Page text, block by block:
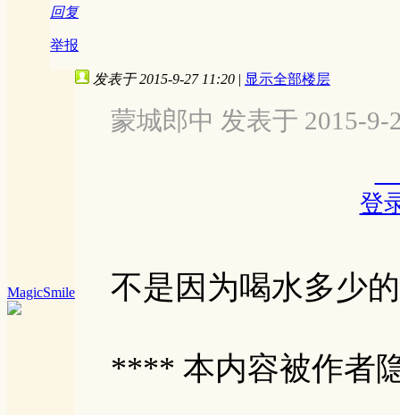
回复
举报
MagicSmile
发表于 2015-9-27 11:20 | 显示全部楼层
蒙城郎中 发表于 2015-9-
登
不是因为喝水多少
**** 本内容被作者